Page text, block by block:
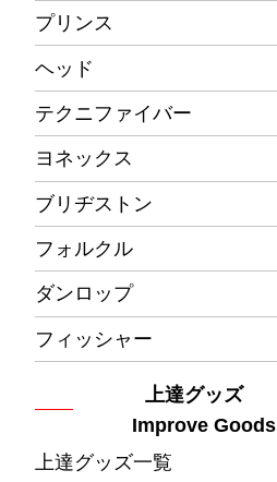
プリンス
ヘッド
テクニファイバー
ヨネックス
ブリヂストン
フォルクル
ダンロップ
フィッシャー
上達グッズ
Improve Goods
上達グッズ一覧